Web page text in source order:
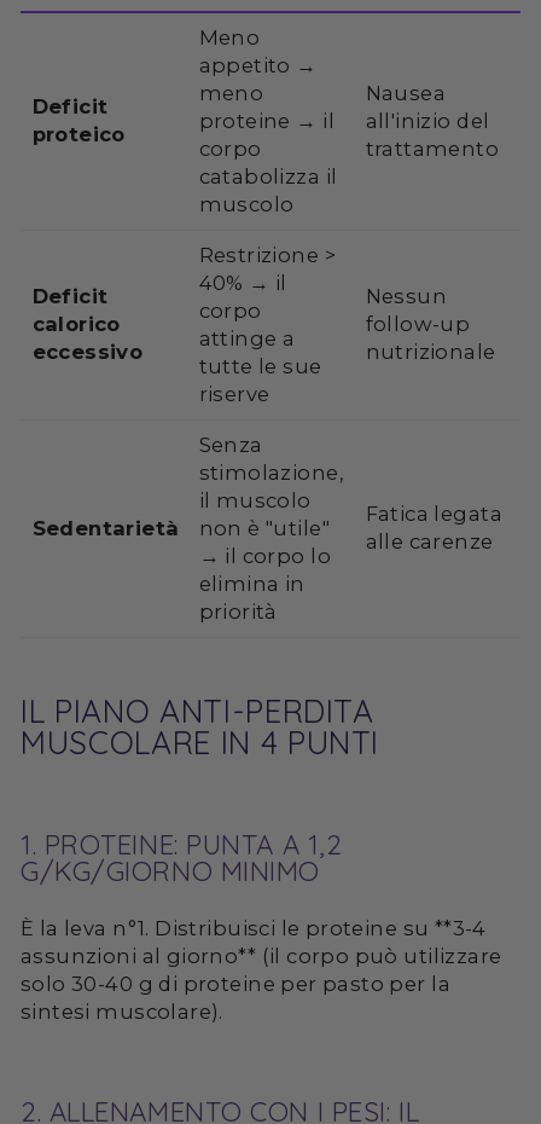
Deficit
proteico
Meno
appetito →
meno
proteine → il
corpo
catabolizza il
muscolo
Nausea
all'inizio del
trattamento
Deficit
calorico
eccessivo
Restrizione >
40% → il
corpo
attinge a
tutte le sue
riserve
Nessun
follow-up
nutrizionale
Sedentarietà
Senza
stimolazione,
il muscolo
non è "utile"
→ il corpo lo
elimina in
priorità
Fatica legata
alle carenze
IL PIANO ANTI-PERDITA
MUSCOLARE IN 4 PUNTI
1. PROTEINE: PUNTA A 1,2
G/KG/GIORNO MINIMO
È la leva n°1. Distribuisci le proteine su **3-4
assunzioni al giorno** (il corpo può utilizzare
solo 30-40 g di proteine per pasto per la
sintesi muscolare).
2. ALLENAMENTO CON I PESI: IL